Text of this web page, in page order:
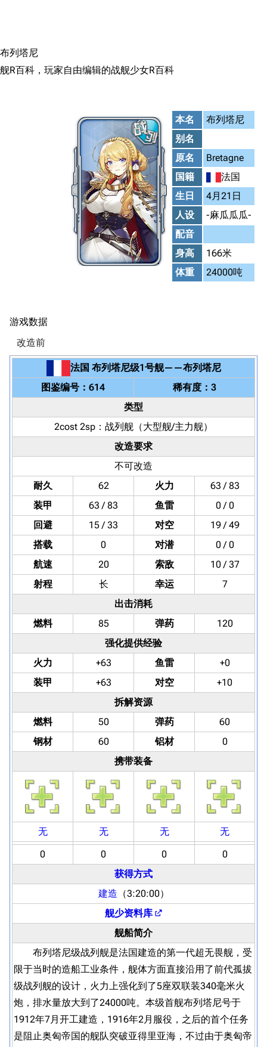
布列塔尼
舰R百科，玩家自由编辑的战舰少女R百科
本名
布列塔尼
别名
原名
Bretagne
国籍
法国
生日
4月21日
人设
-麻瓜瓜瓜-
配音
身高
166米
体重
24000吨
游戏数据
改造前
法国 布列塔尼级1号舰——布列塔尼
图鉴编号：614
稀有度：3
类型
2cost 2sp： 战列舰 （大型舰/主力舰）
改造要求
不可改造
耐久
62 火力
63 / 83
装甲
63 / 83 鱼雷
0 / 0
回避
15 / 33 对空
19 / 49
搭载
0 对潜
0 / 0
航速
20 索敌
10 / 37
射程
长 幸运
7
出击消耗
燃料
85 弹药
120
强化提供经验
火力
+63 鱼雷
+0
装甲
+63 对空
+10
拆解资源
燃料
50 弹药
60
钢材
60 铝材
0
携带装备
无 无 无
无
0
0 0
0
获得方式
建造 （3:20:00）
舰少资料库
舰船简介
布列塔尼级战列舰是法国建造的第一代超无畏舰，受
限于当时的造船工业条件，舰体方面直接沿用了前代孤拔
级战列舰的设计，火力上强化到了5座双联装340毫米火
炮，排水量放大到了24000吨。本级首舰布列塔尼号于
1912年7月开工建造，1916年2月服役，之后的首个任务
是阻止奥匈帝国的舰队突破亚得里亚海，不过由于奥匈帝